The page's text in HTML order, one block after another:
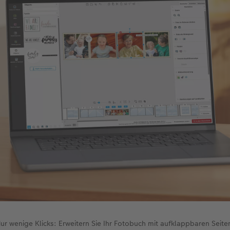
wenige Klicks: Erweitern Sie Ihr Fotobuch mit aufklappbaren